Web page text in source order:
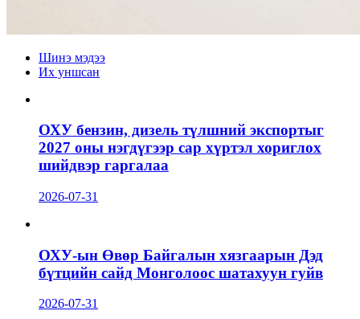
Шинэ мэдээ
Их уншсан
ОХУ бензин, дизель түлшний экспортыг
2027 оны нэгдүгээр сар хүртэл хориглох
шийдвэр гаргалаа
2026-07-31
ОХУ-ын Өвөр Байгалын хязгаарын Дэд
бүтцийн сайд Монголоос шатахуун гуйв
2026-07-31